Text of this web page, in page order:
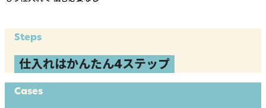
Steps
仕入れはかんたん4ステップ
Cases